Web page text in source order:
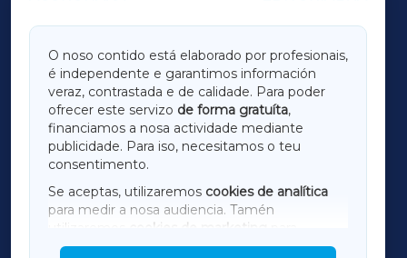
O noso contido está elaborado por profesionais,
é independente e garantimos información
veraz, contrastada e de calidade. Para poder
ofrecer este servizo de forma gratuíta,
financiamos a nosa actividade mediante
publicidade. Para iso, necesitamos o teu
consentimento.
Se aceptas, utilizaremos cookies de analítica
para medir a nosa audiencia. Tamén
utilizaremos
cookies de marketing
mostrar publicidade de terceiros.
LUGOXA
TERRACHAXA
AMARIÑAXA